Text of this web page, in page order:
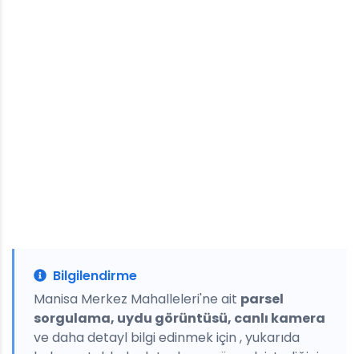
Bilgilendirme
Manisa Merkez Mahalleleri'ne ait parsel
sorgulama, uydu görüntüsü, canlı kamera
ve daha detayl bilgi edinmek için , yukarıda